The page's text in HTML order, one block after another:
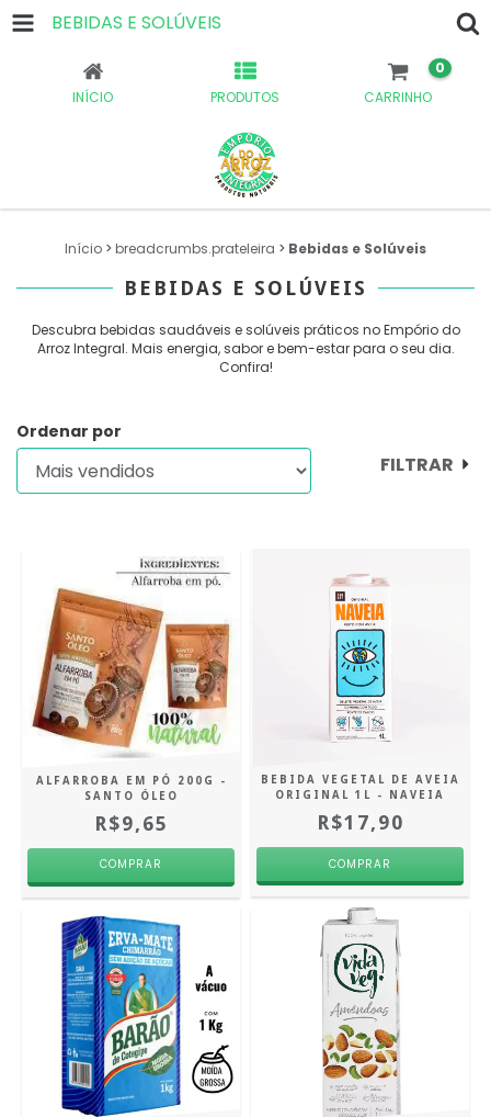
BEBIDAS E SOLÚVEIS
INÍCIO PRODUTOS CARRINHO
0
Início > breadcrumbs.prateleira > Bebidas e Solúveis
BEBIDAS E SOLÚVEIS
Descubra bebidas saudáveis e solúveis práticos no Empório do
Arroz Integral. Mais energia, sabor e bem-estar para o seu dia.
Confira!
Ordenar por
FILTRAR
ALFARROBA EM PÓ 200G -
SANTO ÓLEO
R$9,65
BEBIDA VEGETAL DE AVEIA
ORIGINAL 1L - NAVEIA
R$17,90